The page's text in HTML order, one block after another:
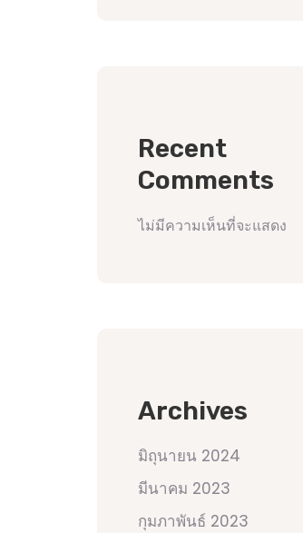
Recent
Comments
ไม่มีความเห็นที่จะแสดง
Archives
มิถุนายน 2024
มีนาคม 2023
กุมภาพันธ์ 2023